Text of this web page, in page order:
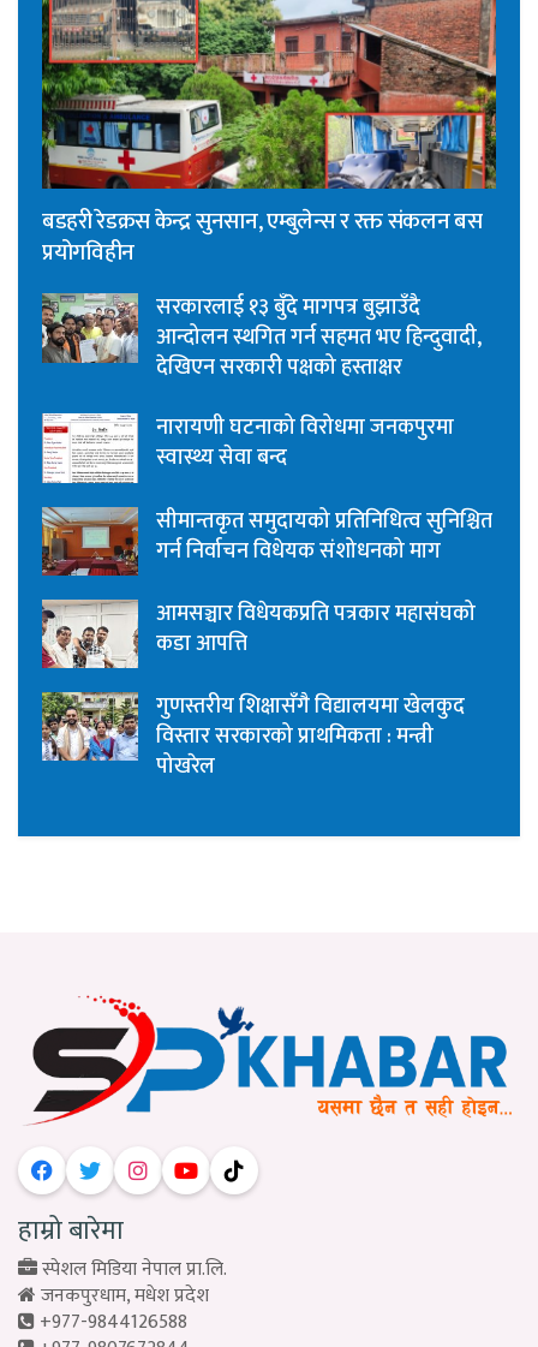
बडहरी रेडक्रस केन्द्र सुनसान, एम्बुलेन्स र रक्त संकलन बस
प्रयोगविहीन
सरकारलाई १३ बुँदे मागपत्र बुझाउँदै
आन्दोलन स्थगित गर्न सहमत भए हिन्दुवादी,
देखिएन सरकारी पक्षको हस्ताक्षर
नारायणी घटनाको विरोधमा जनकपुरमा
स्वास्थ्य सेवा बन्द
सीमान्तकृत समुदायको प्रतिनिधित्व सुनिश्चित
गर्न निर्वाचन विधेयक संशोधनको माग
आमसञ्चार विधेयकप्रति पत्रकार महासंघको
कडा आपत्ति
गुणस्तरीय शिक्षासँगै विद्यालयमा खेलकुद
विस्तार सरकारको प्राथमिकता : मन्त्री
पोखरेल
हाम्रो बारेमा
स्पेशल मिडिया नेपाल प्रा.लि.
जनकपुरधाम, मधेश प्रदेश
+977-9844126588